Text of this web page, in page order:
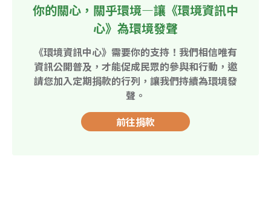
你的關心，關乎環境—讓《環境資訊中
心》為環境發聲
《環境資訊中心》需要你的支持！我們相信唯有
資訊公開普及，才能促成民眾的參與和行動，邀
請您加入定期捐款的行列，讓我們持續為環境發
聲。
前往捐款